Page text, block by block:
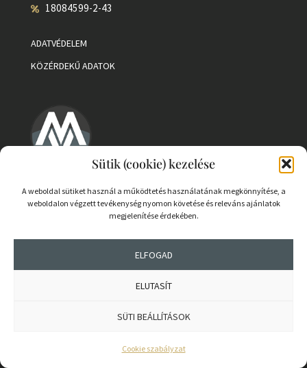
Sütik (cookie) kezelése
A weboldal sütiket használ a működtetés használatának megkönnyítése, a
weboldalon végzett tevékenység nyomon követése és releváns ajánlatok
megjelenítése érdekében.
ELFOGAD
ELUTASÍT
SÜTI BEÁLLÍTÁSOK
Cookie szabályzat
18084599-2-43
ADATVÉDELEM
KÖZÉRDEKŰ ADATOK